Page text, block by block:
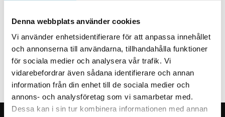
Denna webbplats använder cookies
Vi använder enhetsidentifierare för att anpassa innehållet
och annonserna till användarna, tillhandahålla funktioner
för sociala medier och analysera vår trafik. Vi
vidarebefordrar även sådana identifierare och annan
information från din enhet till de sociala medier och
annons- och analysföretag som vi samarbetar med.
Dessa kan i sin tur kombinera informationen med annan
Frölunda Indians förlänger
samarbetet med Fitness
Brands
Apple watchOS 11 – mer
information om hälsa och
träning